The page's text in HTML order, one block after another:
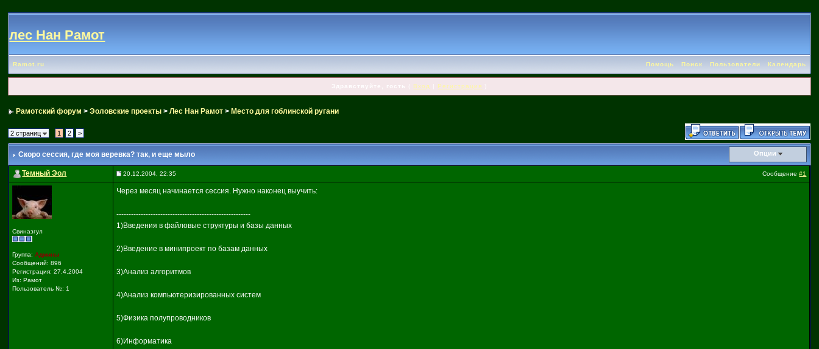
лес Нан Рамот
Ramot.ru Помощь Поиск Пользователи Календарь
Здравствуйте, гость Вход Регистрация
Рамотский форум >Эоловские проекты >Лес Нан Рамот > Место для гоблинской ругани
2 страниц 1 2 >
Скоро сессия, где моя веревка? так, и еще мыло Опции
Темный Эол 20.12.2004, 22:35 Сообщение#1
Свиназгул
Группа:Админы
Сообщений: 896
Регистрация: 27.4.2004
Из: Рамот
Пользователь №: 1
Через месяц начинается сессия. Нужно наконец выучить:
-------------------------------------------------------
1)Введения в файловые структуры и базы данных
2)Введение в минипроект по базам данных
3)Анализ алгоритмов
4)Анализ компьютеризированных систем
5)Физика полупроводников
6)Информатика